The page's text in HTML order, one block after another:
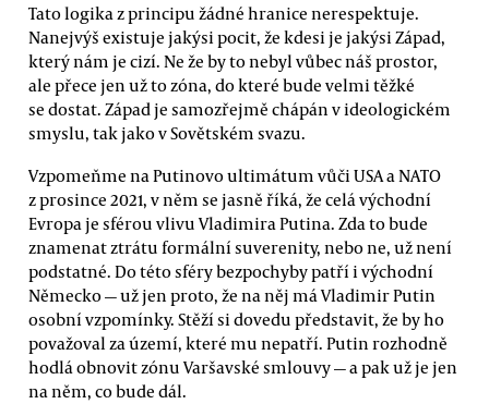
Tato logika z principu žádné hranice nerespektuje.
Nanejvýš existuje jakýsi pocit, že kdesi je jakýsi Západ,
který nám je cizí. Ne že by to nebyl vůbec náš prostor,
ale přece jen už to zóna, do které bude velmi těžké
se dostat. Západ je samozřejmě chápán v ideologickém
smyslu, tak jako v Sovětském svazu.
Vzpomeňme na Putinovo ultimátum vůči USA a NATO
z prosince 2021, v něm se jasně říká, že celá východní
Evropa je sférou vlivu Vladimira Putina. Zda to bude
znamenat ztrátu formální suverenity, nebo ne, už není
podstatné. Do této sféry bezpochyby patří i východní
Německo — už jen proto, že na něj má Vladimir Putin
osobní vzpomínky. Stěží si dovedu představit, že by ho
považoval za území, které mu nepatří. Putin rozhodně
hodlá obnovit zónu Varšavské smlouvy — a pak už je jen
na něm, co bude dál.